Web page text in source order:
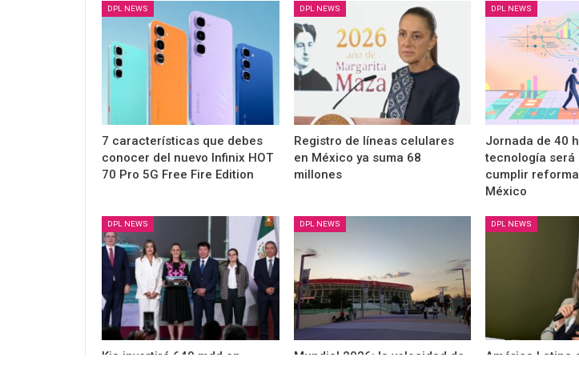
DPL NEWS
7 características que debes
conocer del nuevo Infinix HOT
70 Pro 5G Free Fire Edition
DPL NEWS
Registro de líneas celulares
en México ya suma 68
millones
DPL NEWS
Jornada de 40
tecnología será
cumplir
México
DPL NEWS
Kia invertirá 649 mdd en
DPL NEWS
Mundial 2026: la velocidad de
DPL NEWS
América Latina